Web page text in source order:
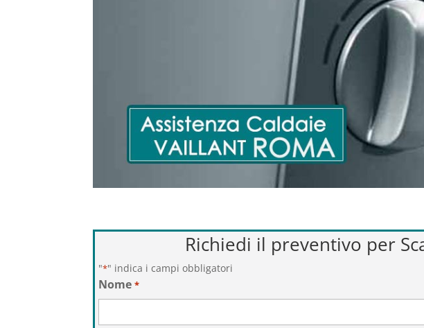
Richiedi il preventivo per
"*" indica i campi obbligatori
Nome *